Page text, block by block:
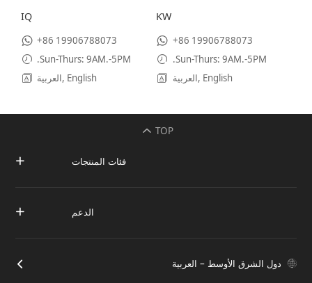
IQ
+86 19906788073
.Sun-Thurs: 9AM.-5PM
العربية, English
KW
+86 19906788073
.Sun-Thurs: 9AM.-5PM
العربية, English
TOP
فئات المنتجات
الدعم
دول الشرق الأوسط – العربية